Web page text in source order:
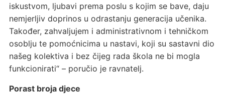
iskustvom, ljubavi prema poslu s kojim se bave, daju
nemjerljiv doprinos u odrastanju generacija učenika.
Također, zahvaljujem i administrativnom i tehničkom
osoblju te pomoćnicima u nastavi, koji su sastavni dio
našeg kolektiva i bez čijeg rada škola ne bi mogla
funkcionirati“ – poručio je ravnatelj.
Porast broja djece